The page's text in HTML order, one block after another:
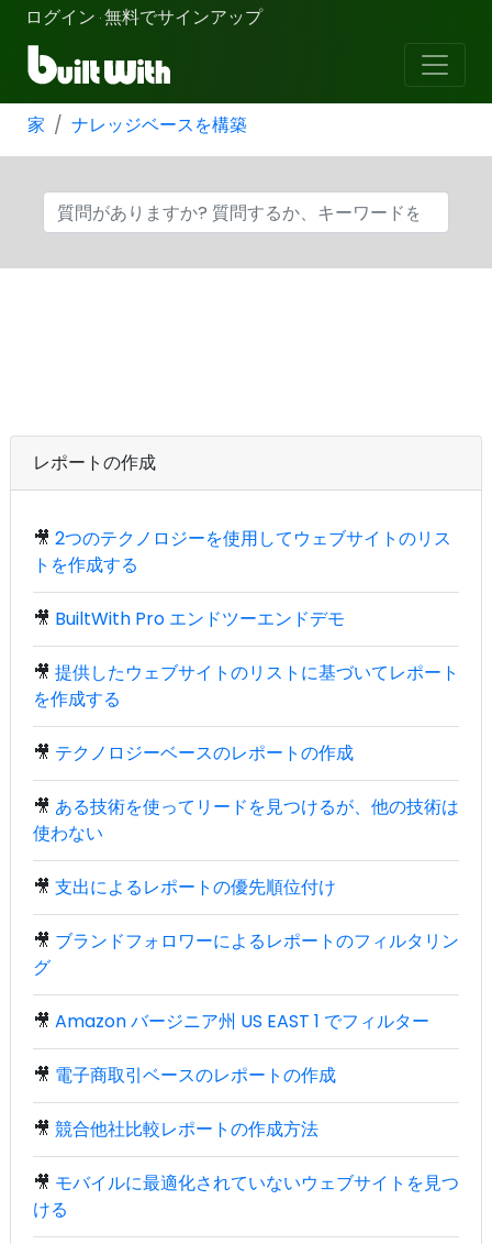
ログイン ·無料でサインアップ
家 ナレッジベースを構築
レポートの作成
🎥 2つのテクノロジーを使用してウェブサイトのリス
トを作成する
🎥 BuiltWith Pro エンドツーエンドデモ
🎥 提供したウェブサイトのリストに基づいてレポート
を作成する
🎥 テクノロジーベースのレポートの作成
🎥 ある技術を使ってリードを見つけるが、他の技術は
使わない
🎥 支出によるレポートの優先順位付け
🎥 ブランドフォロワーによるレポートのフィルタリン
グ
🎥 Amazon バージニア州 US EAST 1 でフィルター
🎥 電子商取引ベースのレポートの作成
🎥 競合他社比較レポートの作成方法
🎥 モバイルに最適化されていないウェブサイトを見つ
ける